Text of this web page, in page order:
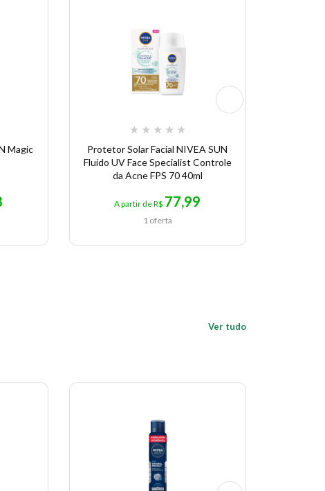
Magic
★ ★ ★ ★ ★
Protetor Solar Facial NIVEA SUN
Fluído UV Face Specialist Controle
da Acne FPS 70 40ml
A partir de R$ 77,99
1 oferta
Ver tudo